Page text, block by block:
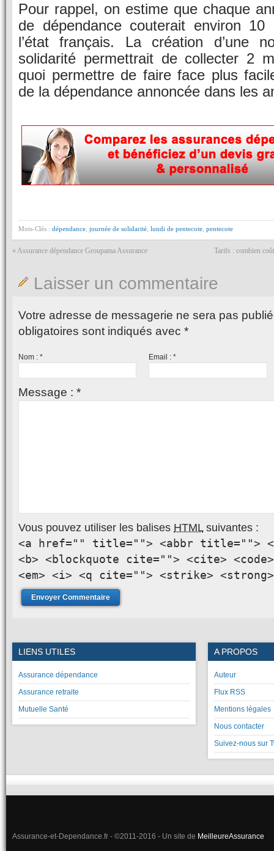
Pour rappel, on estime que chaque
de dépendance couterait environ 10
l’état français. La création d’une
solidarité permettrait de collecter 2
quoi permettre de faire face plus
de la dépendance annoncée dans les
Mots-Clés : dépendance journée de solidarité lundi de pentecote pentecote
« Assurance dépendance Groupama Assurance Tarifs : combien
Laisser un commentaire
Votre adresse de messagerie ne sera pas
obligatoires sont indiqués avec *
Nom : * Email :*
Message : *
Vous pouvez utiliser les balises HTMLsuivantes :
<a href="" title=""> <abbr title="">
<b> <blockquote cite=""> <cite>
<em> <i> <q cite=""> <strike> <strong>
LIENS UTILES
Assurance dépendance
Assurance retraite
Mutuelle Santé
A PROPOS
Auteur
Flux RSS
Mentions légales
Nous contacter
Suivez-nous sur
Assurance-et-Dependance.fr - ©2011-2016 - Un site de MeilleureAssurance